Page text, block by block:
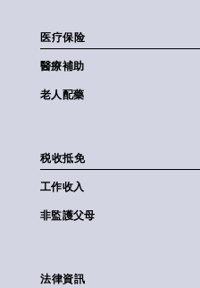
医疗保险
醫療補助
老人配藥
税收抵免
工作收入
非監護父母
法律資訊